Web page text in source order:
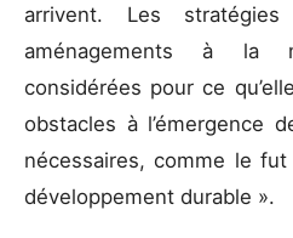
arrivent. Les
aménagements à la
considérées pour ce
obstacles à l’émergence
nécessaires, comme le
développement durable ».